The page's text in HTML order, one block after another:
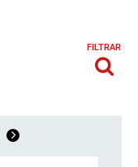
FILTRAR